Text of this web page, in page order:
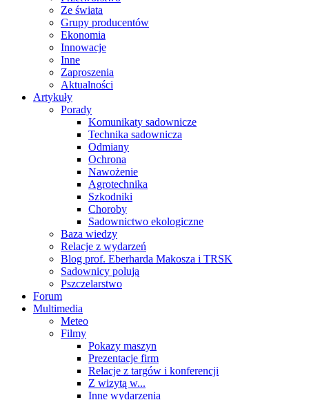
Ze świata
Grupy producentów
Ekonomia
Innowacje
Inne
Zaproszenia
Aktualności
Artykuły
Porady
Komunikaty sadownicze
Technika sadownicza
Odmiany
Ochrona
Nawożenie
Agrotechnika
Szkodniki
Choroby
Sadownictwo ekologiczne
Baza wiedzy
Relacje z wydarzeń
Blog prof. Eberharda Makosza i TRSK
Sadownicy polują
Pszczelarstwo
Forum
Multimedia
Meteo
Filmy
Pokazy maszyn
Prezentacje firm
Relacje z targów i konferencji
Z wizytą w...
Inne wydarzenia